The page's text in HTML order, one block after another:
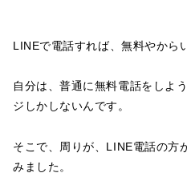
LINEで電話すれば、無料やから
自分は、普通に無料電話をしよ
ジしかしないんです。
そこで、周りが、LINE電話の方
みました。